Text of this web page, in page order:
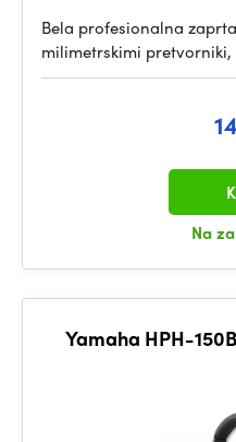
Bela profesionalna
milimetrskimi pretvorniki,
Na
Yamaha HPH-